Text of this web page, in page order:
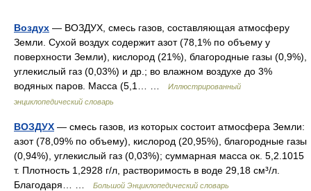
Воздух — ВОЗДУХ, смесь газов, составляющая атмосферу
Земли. Сухой воздух содержит азот (78,1% по объему у
поверхности Земли), кислород (21%), благородные газы (0,9%),
углекислый газ (0,03%) и др.; во влажном воздухе до 3%
водяных паров. Масса (5,1… …
Иллюстрированный
энциклопедический словарь
ВОЗДУХ — смесь газов, из которых состоит атмосфера Земли:
азот (78,09% по объему), кислород (20,95%), благородные газы
(0,94%), углекислый газ (0,03%); суммарная масса ок. 5,2.1015
т. Плотность 1,2928 г/л, растворимость в воде 29,18 см³/л.
Благодаря… …
Большой Энциклопедический словарь